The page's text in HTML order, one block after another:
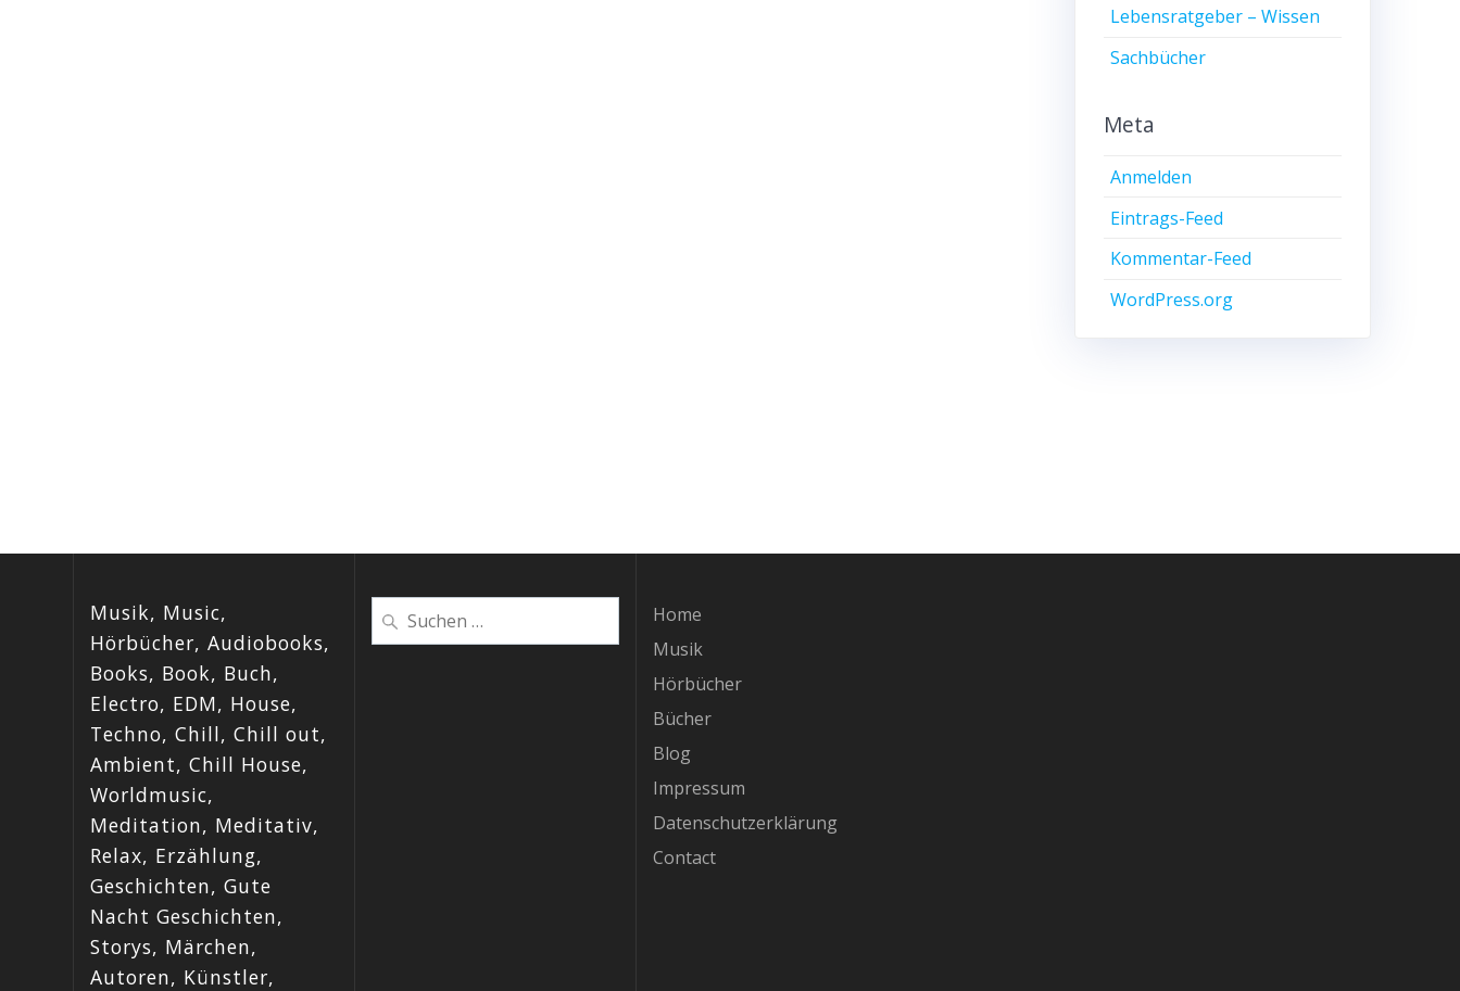
Lebensratgeber – Wissen
Sachbücher
Meta
Anmelden
Eintrags-Feed
Kommentar-Feed
WordPress.org
Musik, Music,
Hörbücher, Audiobooks,
Books, Book, Buch,
Electro, EDM, House,
Techno, Chill, Chill out,
Ambient, Chill House,
Worldmusic,
Meditation, Meditativ,
Relax, Erzählung,
Geschichten, Gute
Nacht Geschichten,
Storys, Märchen,
Autoren, Künstler,
Suchen
nach:
Home
Musik
Hörbücher
Bücher
Blog
Impressum
Datenschutzerklärung
Contact